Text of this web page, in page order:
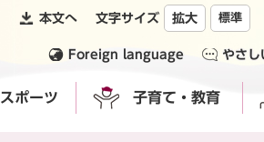
本文へ 文字サイズ 拡大 標準
Foreign language やさし
ポーツ 子育て・教育